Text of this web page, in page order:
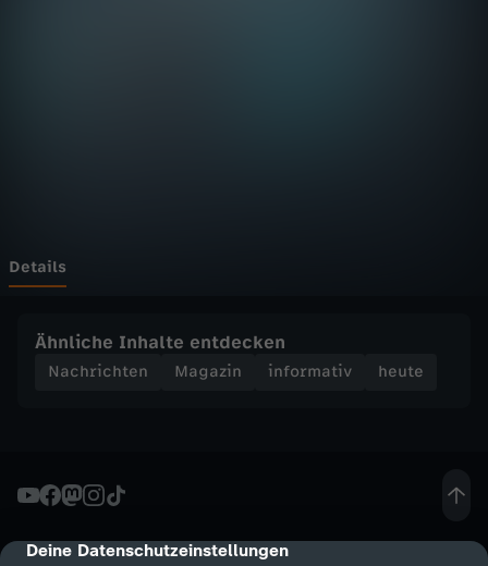
cmp-dialog-description
Deine Datenschutzeinstellungen
t
S
n
d
Details
Ähnliche Inhalte entdecken
Nachrichten Magazin informativ heute